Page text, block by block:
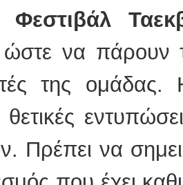
Φεστιβάλ
ώστε να πάρουν
της
Πρέπει να